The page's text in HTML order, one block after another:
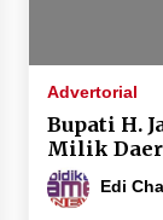
Terapkan
Sumbawa
Kepolisian
1 bulan ago
Advertorial
Bupati H.
Milik
Edi